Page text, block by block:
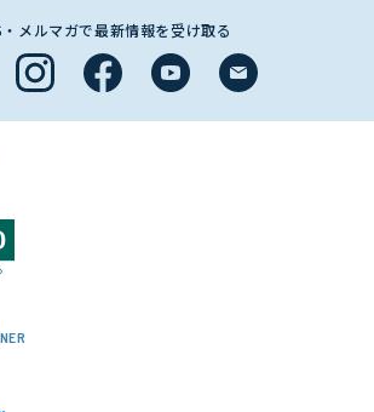
・メルマガで最新情報を受け取る